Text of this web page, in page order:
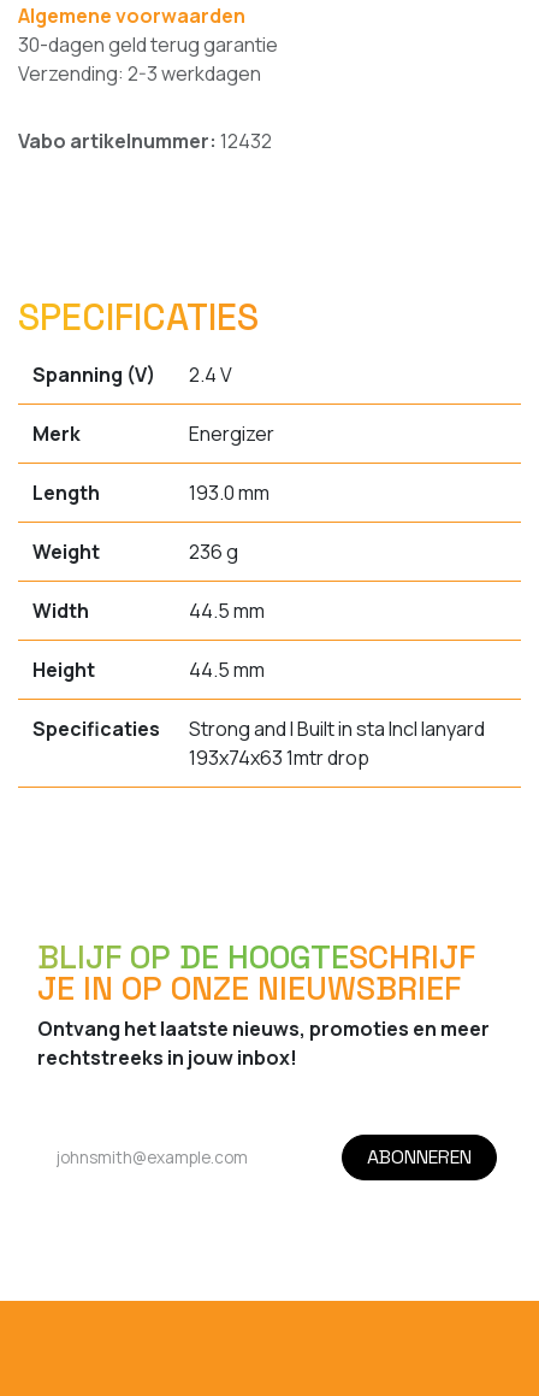
Algemene voorwaarden
30-dagen geld terug garantie
Verzending: 2-3 werkdagen
Vabo artikelnummer: 12432
SPECIFICATIES
Spanning (V) 2.4 V
Merk Energizer
Length 193.0 mm
Weight 236 g
Width 44.5 mm
Height 44.5 mm
Specificaties
Strong and l Built in sta Incl lanyard
193x74x63 1mtr drop
BLIJF OP DE HOOGTESCHRIJF
JE IN OP ONZE NIEUWSBRIEF
Ontvang het laatste nieuws, promoties en meer
rechtstreeks in jouw inbox!
ABONNEREN